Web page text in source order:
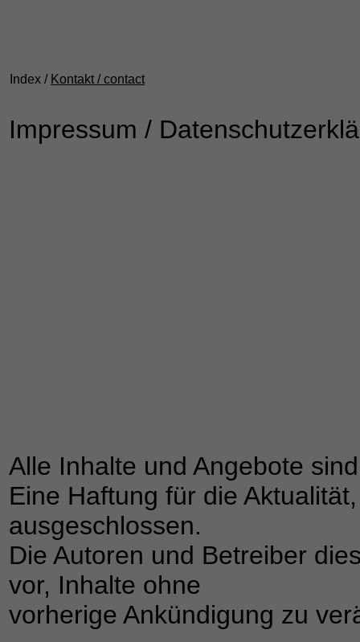
Index / Kontakt / contact
Impressum /
Alle Inhalte und Angebote
Eine Haftung für die
ausgeschlossen.
Die Autoren und Betreiber
vor, Inhalte ohne
vorherige Ankündigung zu